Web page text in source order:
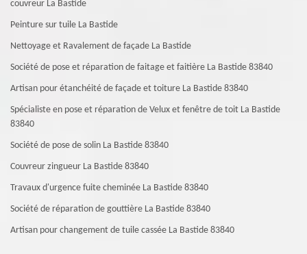
couvreur La Bastide
Peinture sur tuile La Bastide
Nettoyage et Ravalement de façade La Bastide
Société de pose et réparation de faitage et faitière La Bastide 83840
Artisan pour étanchéité de façade et toiture La Bastide 83840
Spécialiste en pose et réparation de Velux et fenêtre de toit La Bastide
83840
Société de pose de solin La Bastide 83840
Couvreur zingueur La Bastide 83840
Travaux d'urgence fuite cheminée La Bastide 83840
Société de réparation de gouttière La Bastide 83840
Artisan pour changement de tuile cassée La Bastide 83840